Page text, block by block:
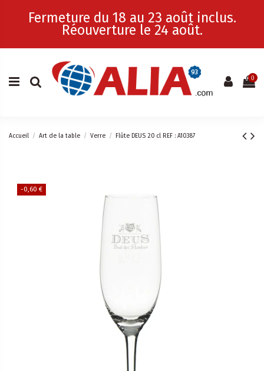
Fermeture du 18 au 23 août inclus.
Réouverture le 24 août.
0
Accueil Art de la table Verre Flûte DEUS 20 cl REF : A10387
-0,60 €